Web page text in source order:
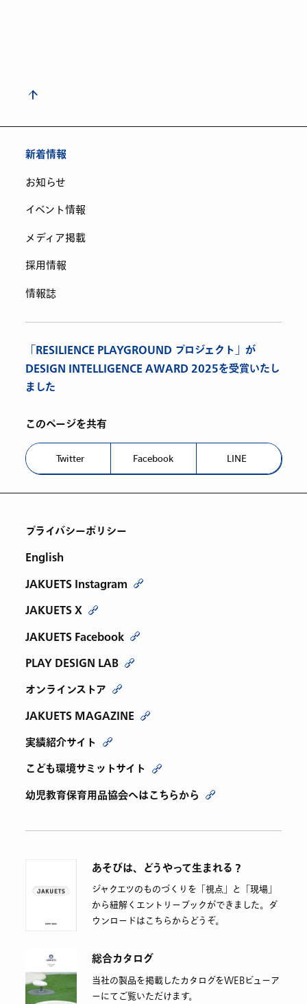
新着情報
お知らせ
イベント情報
メディア掲載
採用情報
情報誌
「RESILIENCE PLAYGROUND プロジェクト」が
DESIGN INTELLIGENCE AWARD 2025を受賞いたし
ました
このページを共有
Twitter Facebook LINE
プライバシーポリシー
English
JAKUETS Instagram
JAKUETS X
JAKUETS Facebook
PLAY DESIGN LAB
オンラインストア
JAKUETS MAGAZINE
実績紹介サイト
こども環境サミットサイト
幼児教育保育用品協会へはこちらから
あそびは、どうやって生まれる？
ジャクエツのものづくりを「視点」と「現場」
から紐解くエントリーブックができました。ダ
ウンロードはこちらからどうぞ。
総合カタログ
当社の製品を掲載したカタログをWEBビューア
ーにてご覧いただけます。